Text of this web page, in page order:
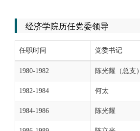
经济学院历任党委领导
任职时间 党委书记
1980-1982 陈光耀（总支）
1982-1984 何太
1984-1986 陈光耀